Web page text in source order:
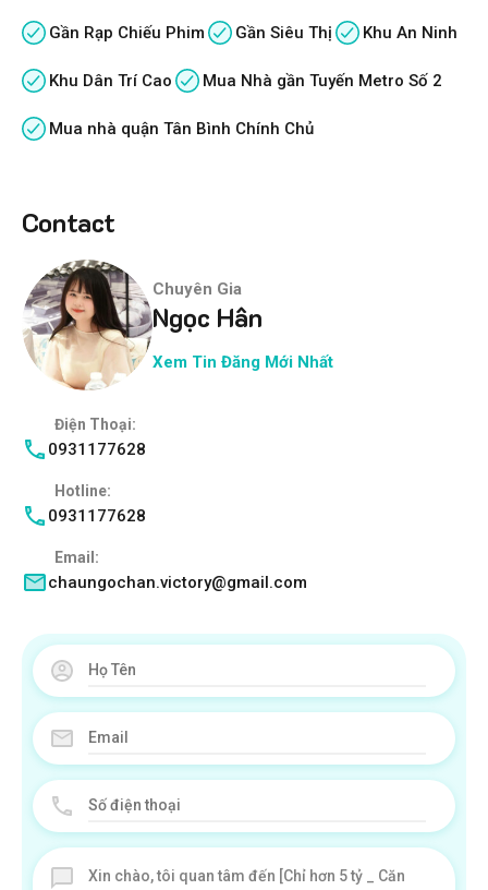
Gần Rạp Chiếu Phim Gần Siêu Thị Khu An Ninh
Khu Dân Trí Cao Mua Nhà gần Tuyến Metro Số 2
Mua nhà quận Tân Bình Chính Chủ
Contact
Chuyên Gia
Ngọc Hân
Xem Tin Đăng Mới Nhất
Điện Thoại:
0931177628
Hotline:
0931177628
Email:
chaungochan.victory@gmail.com